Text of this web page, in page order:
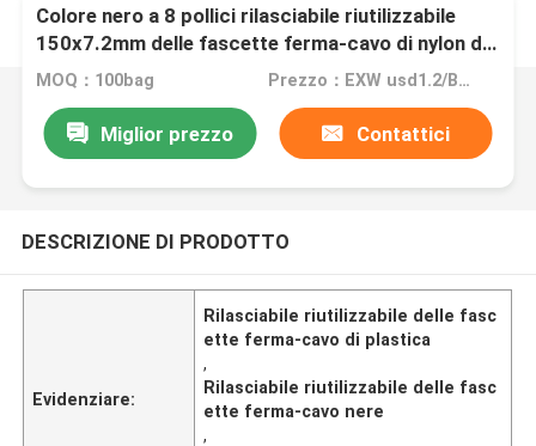
Colore nero a 8 pollici rilasciabile riutilizzabile
150x7.2mm delle fascette ferma-cavo di nylon di
plastica
MOQ：100bag Prezzo：EXW usd1.2/BAG
Miglior prezzo Contattici
DESCRIZIONE DI PRODOTTO
Evidenziare:
Rilasciabile riutilizzabile delle fasc
ette ferma-cavo di plastica
,
Rilasciabile riutilizzabile delle fasc
ette ferma-cavo nere
,